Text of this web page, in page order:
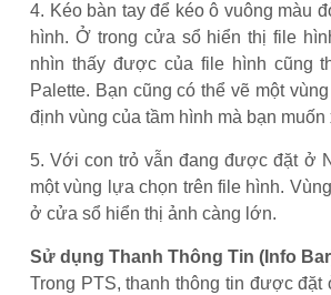
4. Kéo bàn tay để kéo ô vuông màu
hình. Ở trong cửa sổ hiển thị file
nhìn thấy được của file hình cũng
Palette. Bạn cũng có thể vẽ một
định vùng của tầm hình mà bạn muốn
5. Với con trỏ vẫn đang được đặt ở
một vùng lựa chọn trên file hình.
ở cửa sổ hiển thị ảnh càng lớn.
Sử dụng Thanh Thông Tin (Info
Trong PTS, thanh thông tin được